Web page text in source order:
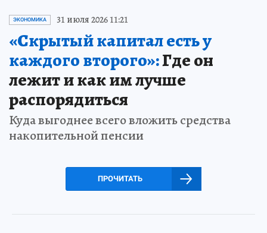
ЭКОНОМИКА 31 июля 2026 11:21
«Скрытый капитал есть у
каждого второго»:Где он
лежит и как им лучше
распорядиться
Куда выгоднее всего вложить средства
накопительной пенсии
ПРОЧИТАТЬ